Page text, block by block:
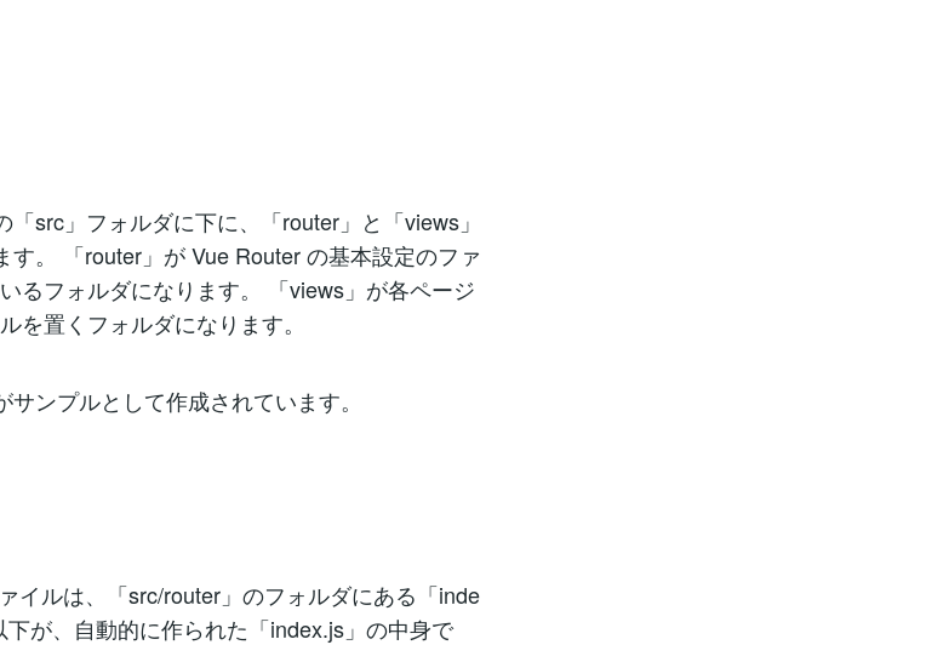
src」フォルダに下に、「router」と「views」
す。 「router」が Vue Router の基本設定のファ
るフォルダになります。 「views」が各ページ
を置くフォルダになります。
ンプルとして作成されています。
イルは、「src/router」のフォルダにある「inde
が、自動的に作られた「index.js」の中身で